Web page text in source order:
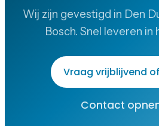
Wij zijn gevestigd in Den
Bosch. Snel leveren in
Vraag vrijblijvend
Contact